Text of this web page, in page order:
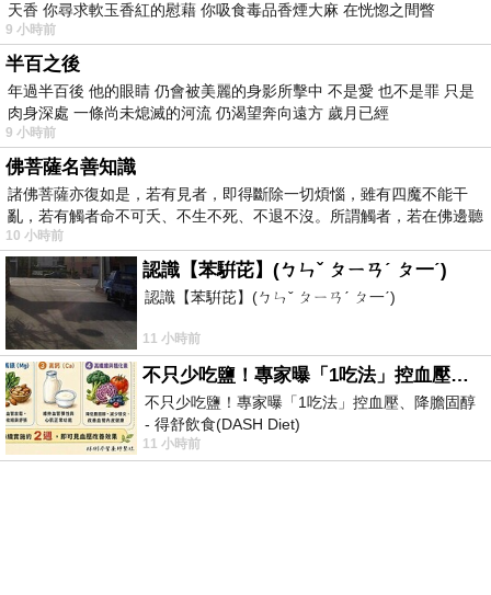
天香 你尋求軟玉香紅的慰藉 你吸食毒品香煙大麻 在恍惚之間瞥
9 小時前
半百之後
年過半百後 他的眼睛 仍會被美麗的身影所擊中 不是愛 也不是罪 只是
肉身深處 一條尚未熄滅的河流 仍渴望奔向遠方 歲月已經
9 小時前
佛菩薩名善知識
諸佛菩薩亦復如是，若有見者，即得斷除一切煩惱，雖有四魔不能干
亂，若有觸者命不可夭、不生不死、不退不沒。所謂觸者，若在佛邊聽
受
10 小時前
認識【苯騈芘】(ㄅㄣˇ ㄆㄧㄢˊ ㄆ一ˊ)
認識【苯騈芘】(ㄅㄣˇ ㄆㄧㄢˊ ㄆ一ˊ)
11 小時前
不只少吃鹽！專家曝「1吃法」控血壓、降膽固醇 - 得舒飲食(DASH Diet)
不只少吃鹽！專家曝「1吃法」控血壓、降膽固醇
- 得舒飲食(DASH Diet)
https://www.facebook.com/dietitiansophia/posts/
11 小時前